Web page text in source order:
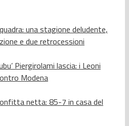
una stagione deludente,
e due retrocessioni
Piergirolami lascia: i Leoni
Modena
netta: 85-7 in casa del